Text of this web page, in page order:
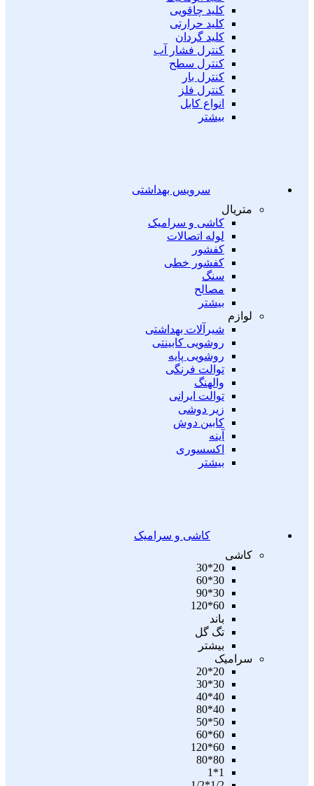
کلید چاقویی
کلید حرارتی
کلید گردان
کنترل فشار آب
کنترل سطح
کنترل بار
کنترل فلز
انواع کابل
بیشتر
سرویس بهداشتی
متریال
کاشی و سرامیک
لوله اتصالات
کفشور
کفشور خطی
سنگ
مصالح
بیشتر
لوازم
شیرآلات بهداشتی
روشویی کابینتی
روشویی پایه
توالت فرنگی
والهنگ
توالت ایرانی
زیر دوشی
کابین دوش
آینه
اکسسوری
بیشتر
کاشی و سرامیک
کاشی
20*30
30*60
30*90
60*120
باند
تگ گل
بیشتر
سرامیک
20*20
30*30
40*40
40*80
50*50
60*60
60*120
80*80
1*1